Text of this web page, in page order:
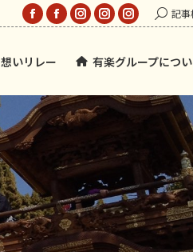
Facebook
opens
new
window
Facebook
opens
new
window
Instagram
opens
new
window
Instagram
opens
new
Instagram
opens
new
window
Search:
記事
想いリレー 有楽グループにつ